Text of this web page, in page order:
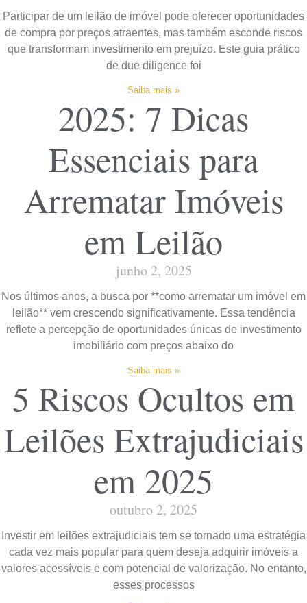
Participar de um leilão de imóvel pode oferecer oportunidades
de compra por preços atraentes, mas também esconde riscos
que transformam investimento em prejuízo. Este guia prático
de due diligence foi
Saiba mais »
2025: 7 Dicas
Essenciais para
Arrematar Imóveis
em Leilão
junho 2, 2025
Nos últimos anos, a busca por **como arrematar um imóvel em
leilão** vem crescendo significativamente. Essa tendência
reflete a percepção de oportunidades únicas de investimento
imobiliário com preços abaixo do
Saiba mais »
5 Riscos Ocultos em
Leilões Extrajudiciais
em 2025
outubro 2, 2025
Investir em leilões extrajudiciais tem se tornado uma estratégia
cada vez mais popular para quem deseja adquirir imóveis a
valores acessíveis e com potencial de valorização. No entanto,
esses processos